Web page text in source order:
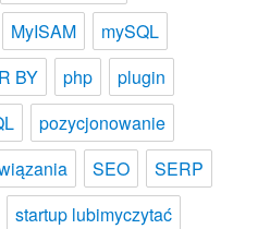
MyISAM
mySQL
BY php
plugin
pozycjonowanie
SEO
SERP
startup lubimyczytać